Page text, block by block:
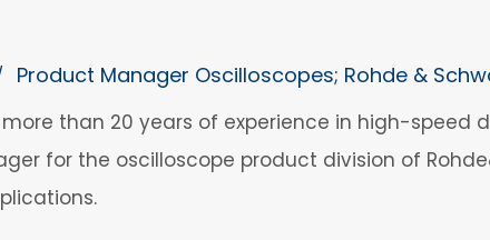
Product Manager Oscilloscopes; Rohde &
than 20 years of experience in high-speed
for the oscilloscope product division of